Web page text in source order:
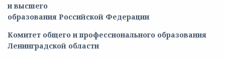
и высшего
образования Российской Федерации
Комитет общего и профессионального образования
Ленинградской области